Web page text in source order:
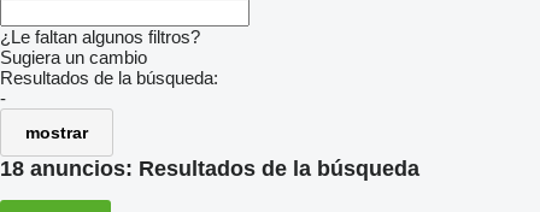
¿Le faltan algunos filtros?
Sugiera un cambio
Resultados de la búsqueda:
-
mostrar
18 anuncios: Resultados de la búsqueda